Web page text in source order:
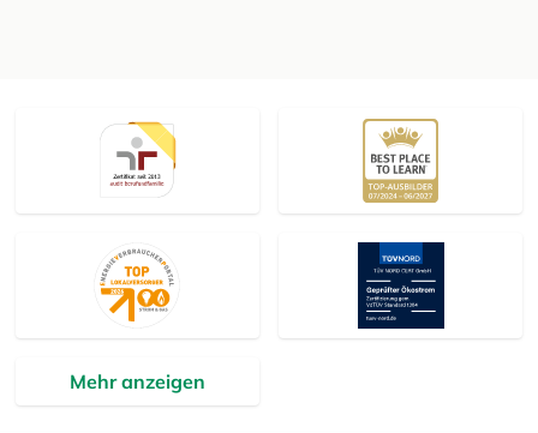
Mehr anzeigen